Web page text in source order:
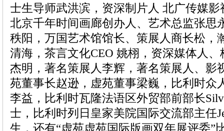
士生导师武洪滨，资深制片人 北广传媒
北京千年时间画廊创办人、艺术总监张思
秩阳，万国艺术馆馆长、策展人商长松，
清海，茶言文化CEO 姚栩，资深媒体人
杰明，著名策展人李辉，著名策展人、影
苑董事长赵逊，虚苑董事梁巍，比利时众
李益，比利时瓦隆法语区外贸部前部长
士，比利时列日皇家美院国际交流部主任
生，还有“虚苑虚苑国际版画双年展评委”